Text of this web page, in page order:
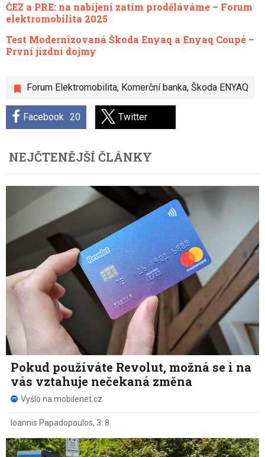
Forum Elektromobilita, Komerční banka, Škoda ENYAQ
Facebook 20 Twitter
ČEZ a PRE: na nabíjení zatím proděláváme – Forum
elektromobilita 2025
Test Modernizovaná Škoda Enyaq a Enyaq Coupé –
První jízdní dojmy
NEJČTENĚJŠÍ ČLÁNKY
Pokud používáte Revolut, možná se i na
vás vztahuje nečekaná změna
Vyšlo na mobilenet.cz
Ioannis Papadopoulos, 3. 8.